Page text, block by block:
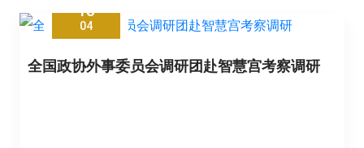
13
04
全国政协外事委员会调研团赴智慧宫考察调研